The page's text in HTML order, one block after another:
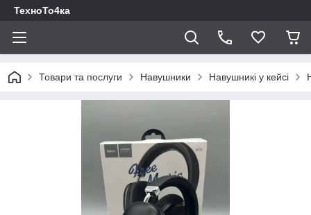
ТехноТо4ка
Товари та послуги Навушники Навушникі у кейсі